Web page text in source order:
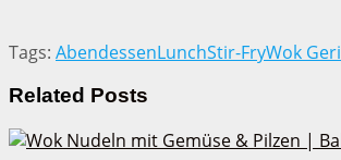
Tags: AbendessenLunchStir-FryWok
Related Posts